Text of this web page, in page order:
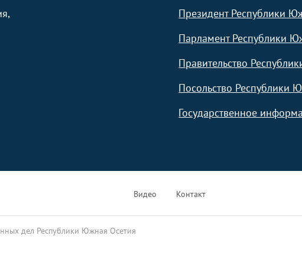
Президент Республики
Парламент Республики
Правительство
Посольство Республики
Государственное
Видео Контакт
дел Республики Южная Осетия